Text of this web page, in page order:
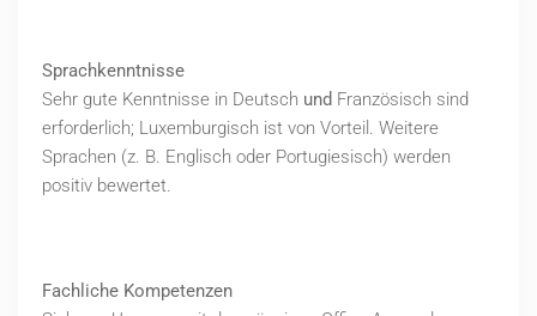
Sprachkenntnisse
Sehr gute Kenntnisse in Deutsch und Französisch sind
erforderlich; Luxemburgisch ist von Vorteil. Weitere
Sprachen (z. B. Englisch oder Portugiesisch) werden
positiv bewertet.
Fachliche Kompetenzen